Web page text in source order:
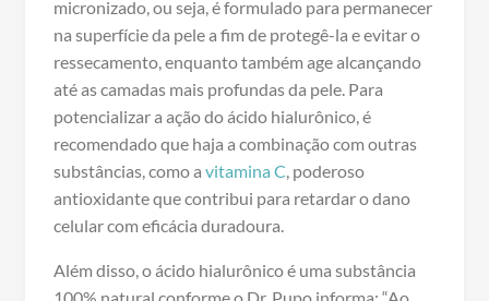
micronizado, ou seja, é formulado para permanecer
na superfície da pele a fim de protegê-la e evitar o
ressecamento, enquanto também age alcançando
até as camadas mais profundas da pele. Para
potencializar a ação do ácido hialurônico, é
recomendado que haja a combinação com outras
substâncias, como a vitamina C, poderoso
antioxidante que contribui para retardar o dano
celular com eficácia duradoura.
Além disso, o ácido hialurônico é uma substância